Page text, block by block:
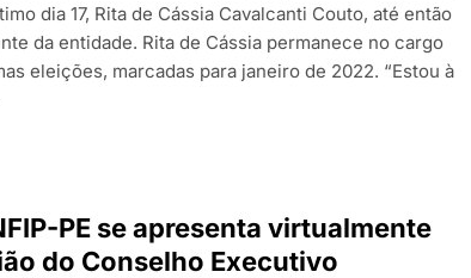
dia 17, Rita de Cássia Cavalcanti Couto, até então
da entidade. Rita de Cássia permanece no cargo
eleições, marcadas para janeiro de 2022. “Estou à
PE se apresenta virtualmente
do Conselho Executivo